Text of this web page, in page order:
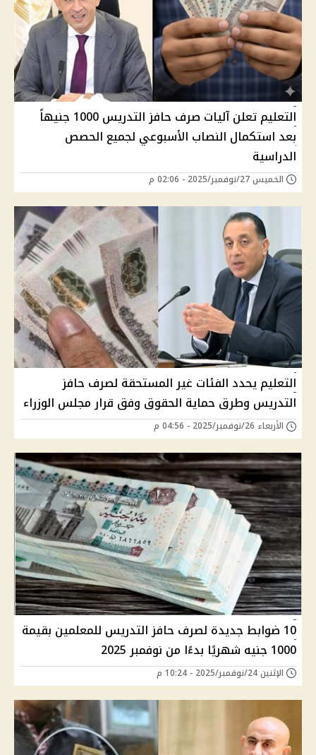
التعليم تعلن آليات صرف حافز التدريس 1000 جنيهاً
بعد استكمال النصاب الأسبوعي لجميع الحصص
الدراسية
الخميس 27/نوفمبر/2025 - 02:06 م
التعليم يحدد الفئات غير المستحقة لصرف حافز
التدريس وطرق حماية الحقوق وفق قرار مجلس الوزراء
الأربعاء 26/نوفمبر/2025 - 04:56 م
10 ضوابط جديدة لصرف حافز التدريس للمعلمين بقيمة
1000 جنيه شهريًا بدءًا من نوفمبر 2025
الإثنين 24/نوفمبر/2025 - 10:24 م